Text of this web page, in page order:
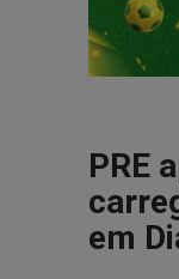
PRE
em